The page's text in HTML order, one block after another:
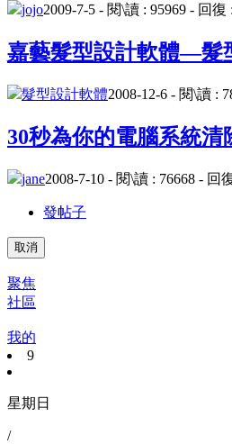
jojo2009-7-5 - 閱\讀 : 95969 - 回復
嘉藝髮型設計軟體—髮
髮型設計軟體2008-12-6 - 閱\讀 :
30秒為你的電腦系統
jane2008-7-10 - 閱\讀 : 76668 - 回
發帖子
取消
聚焦
社區
我的
9
星期日
/